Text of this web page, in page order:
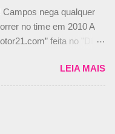
nega qualquer
no time em 2010 A
feita no "Día
Nelson Piquet havia
da Campos, dando,
time a Nelsinho Piquet,
vez por todas por
da escuderia. O
LEIA MAIS